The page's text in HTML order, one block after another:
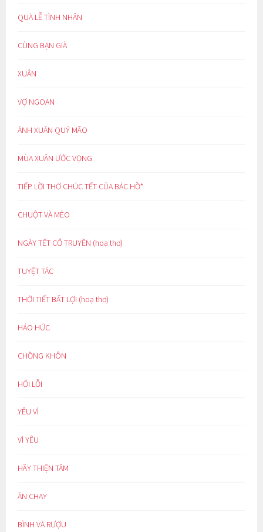
QUÀ LỄ TÌNH NHÂN
CÙNG BẠN GIÀ
XUÂN
VỢ NGOAN
ÁNH XUÂN QUÝ MÃO
MÙA XUÂN ƯỚC VỌNG
TIẾP LỜI THƠ CHÚC TẾT CỦA BÁC HỒ*
CHUỘT VÀ MÈO
NGÀY TẾT CỔ TRUYỀN (hoạ thơ)
TUYỆT TÁC
THỜI TIẾT BẤT LỢI (hoạ thơ)
HÁO HỨC
CHỒNG KHÔN
HỐI LỖI
YÊU VÌ
VÌ YÊU
HÃY THIỆN TÂM
ĂN CHAY
BÌNH VÀ RƯỢU